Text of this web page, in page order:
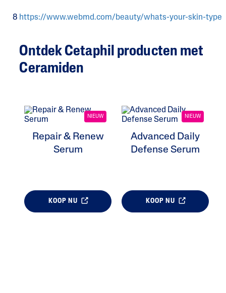
8 https://www.webmd.com/beauty/whats-your-skin-type
Ontdek Cetaphil producten met
Ceramiden
NIEUW
Repair & Renew
Serum
KOOP NU
NIEUW
Advanced Daily
Defense Serum
KOOP NU